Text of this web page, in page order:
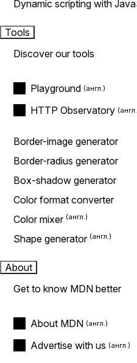
Dynamic scripting with
Tools
Discover our tools
Playground
HTTP Observatory
Border-image generator
Border-radius generator
Box-shadow generator
Color format converter
Color mixer
Shape generator
About
Get to know MDN better
About MDN
Advertise with us